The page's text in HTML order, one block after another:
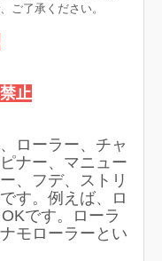
ご了承ください。
止
ローラー、チャ
ナー、マニュー
、フデ、ストリ
す。例えば、ロ
です。ローラ
モローラーとい